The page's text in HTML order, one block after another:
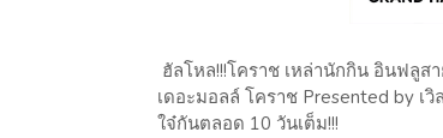
ฮัลโหล!!!โคราช เหล่านักกิน อินฟลู
เดอะมอลล์ โคราช Presented by เ
ใจ๋กันตลอด 10 วันเต็ม!!!